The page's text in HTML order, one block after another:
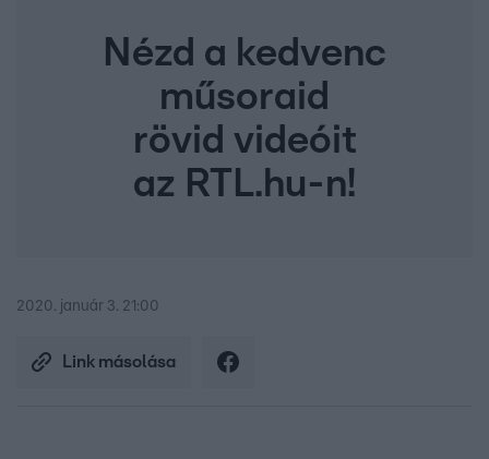
Nézd a kedvenc
műsoraid
rövid videóit
az RTL.hu-n!
2020. január 3. 21:00
Link másolása